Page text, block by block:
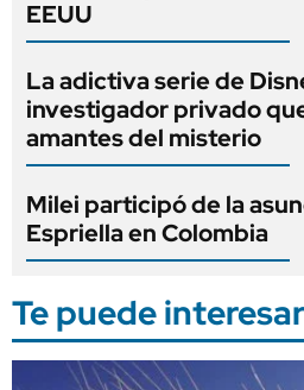
EEUU
La adictiva serie de
investigador privado
amantes del misterio
Milei participó de la
Espriella en Colombia
Te puede interesar